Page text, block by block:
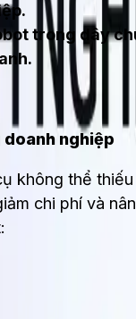
trong dây
nghiệp
không thể
chi phí và